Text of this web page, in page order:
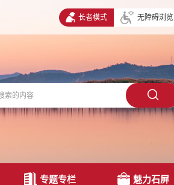
长者模式 无障碍浏览
专题专栏 魅力石屏